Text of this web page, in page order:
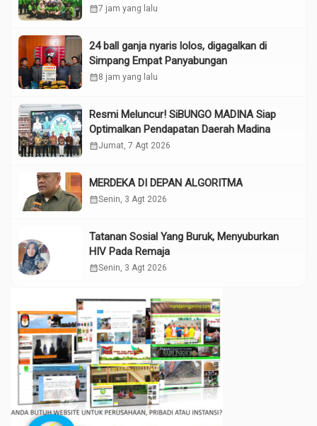
Tokoh”
calendar_month7 jam yang lalu
24 ball ganja nyaris lolos, digagalkan di
Simpang Empat Panyabungan
calendar_month8 jam yang lalu
Resmi Meluncur! SiBUNGO MADINA Siap
Optimalkan Pendapatan Daerah Madina
calendar_monthJumat, 7 Agt 2026
MERDEKA DI DEPAN ALGORITMA
calendar_monthSenin, 3 Agt 2026
Tatanan Sosial Yang Buruk, Menyuburkan
HIV Pada Remaja
calendar_monthSenin, 3 Agt 2026